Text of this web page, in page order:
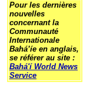
Pour les dernières
nouvelles
concernant la
Communauté
Internationale
Bahá’íe en anglais,
se référer au site :
Bahá'í World News
Service